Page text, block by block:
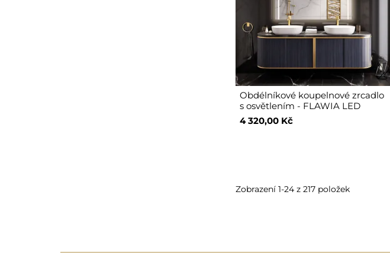
Obdélníkové koupelnové zrcadlo
s osvětlením - FLAWIA LED
4 320,00 Kč
Zobrazení 1-24 z 217 položek